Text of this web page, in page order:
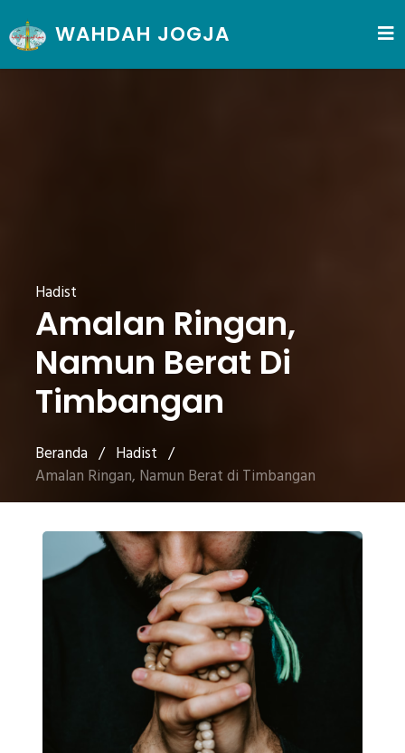
WAHDAH JOGJA
Hadist
Amalan Ringan,
Namun Berat Di
Timbangan
Beranda / Hadist /
Amalan Ringan, Namun Berat di Timbangan